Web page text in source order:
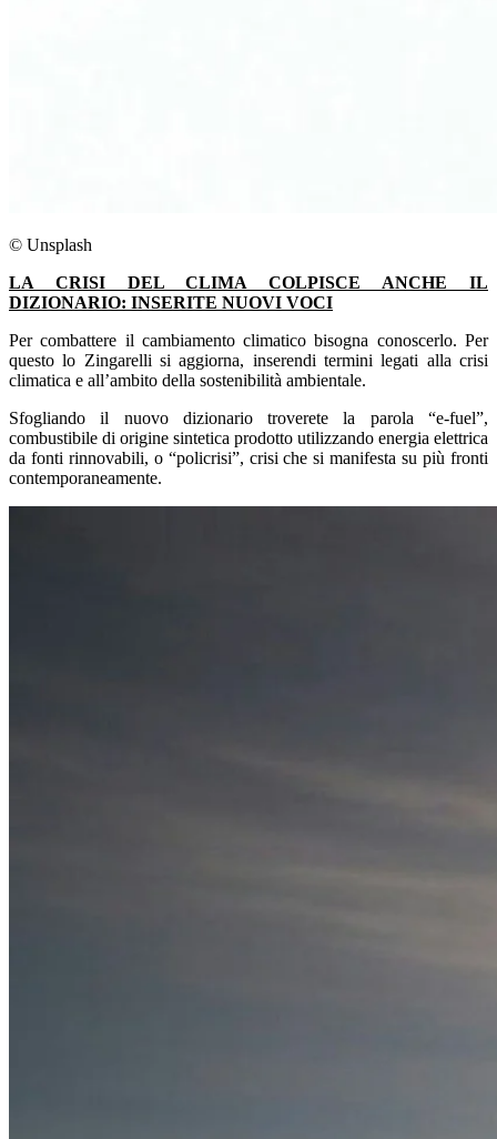
© Unsplash
LA CRISI DEL CLIMA COLPISCE ANCHE IL
DIZIONARIO: INSERITE NUOVI VOCI
Per combattere il cambiamento climatico bisogna conoscerlo. Per
questo lo Zingarelli si aggiorna, inserendi termini legati alla crisi
climatica e all’ambito della sostenibilità ambientale.
Sfogliando il nuovo dizionario troverete la parola “e-fuel”,
combustibile di origine sintetica prodotto utilizzando energia elettrica
da fonti rinnovabili, o “policrisi”, crisi che si manifesta su più fronti
contemporaneamente.